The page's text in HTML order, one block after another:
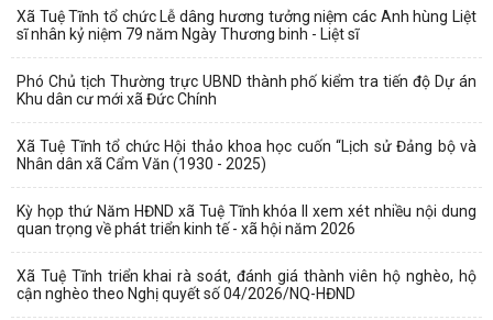
Xã Tuệ Tĩnh tổ chức Lễ dâng hương tưởng niệm các Anh hùng Liệt
sĩ nhân kỷ niệm 79 năm Ngày Thương binh - Liệt sĩ
Phó Chủ tịch Thường trực UBND thành phố kiểm tra tiến độ Dự án
Khu dân cư mới xã Đức Chính
Xã Tuệ Tĩnh tổ chức Hội thảo khoa học cuốn “Lịch sử Đảng bộ và
Nhân dân xã Cẩm Văn (1930 - 2025)
Kỳ họp thứ Năm HĐND xã Tuệ Tĩnh khóa II xem xét nhiều nội dung
quan trọng về phát triển kinh tế - xã hội năm 2026
Xã Tuệ Tĩnh triển khai rà soát, đánh giá thành viên hộ nghèo, hộ
cận nghèo theo Nghị quyết số 04/2026/NQ-HĐND